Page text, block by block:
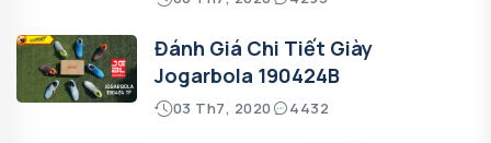
Đánh Giá Chi Tiết Giày
Jogarbola 190424B
03 Th7, 2020 4432